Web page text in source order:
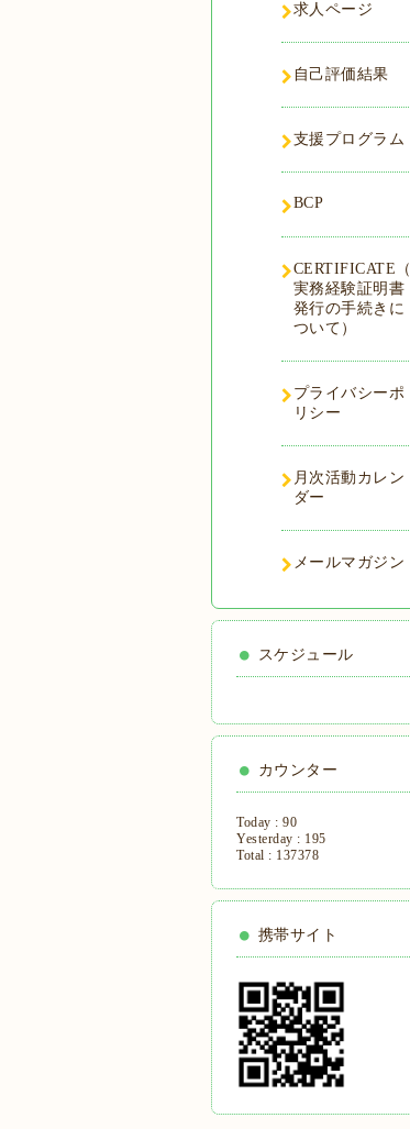
求人ページ
自己評価結果
支援プログラム
BCP
CERTIFICATE（
実務経験証明書
発行の手続きに
ついて）
プライバシーポ
リシー
月次活動カレン
ダー
メールマガジン
スケジュール
カウンター
Today : 90
Yesterday : 195
Total : 137378
携帯サイト